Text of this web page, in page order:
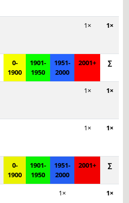
1× 1×
0-
1900
1901-
1950
1951-
2000
2001+ ∑
1× 1×
1× 1×
0-
1900
1901-
1950
1951-
2000
2001+ ∑
1× 1×